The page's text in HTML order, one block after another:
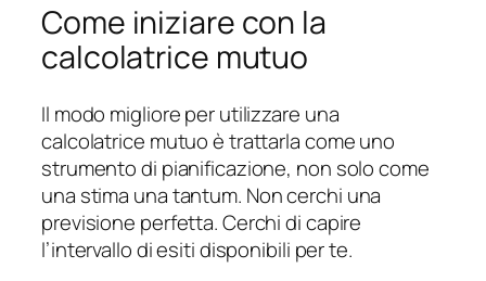
Come iniziare con la
calcolatrice mutuo
Il modo migliore per utilizzare una
calcolatrice mutuo è trattarla come uno
strumento di pianificazione, non solo come
una stima una tantum. Non cerchi una
previsione perfetta. Cerchi di capire
l’intervallo di esiti disponibili per te.